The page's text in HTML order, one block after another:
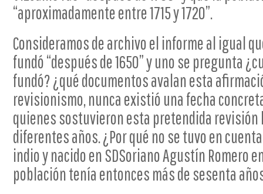
“aproximadamente entre 1715 y 1720”.
Consideramos de archivo el informe al igual
fundó “después de 1650” y uno se pregunta
fundó? ¿qué documentos avalan esta
revisionismo, nunca existió una fecha
quienes sostuvieron esta pretendida
diferentes años. ¿Por qué no se tuvo en
indio y nacido en SDSoriano Agustín Romero
población tenía entonces más de sesenta